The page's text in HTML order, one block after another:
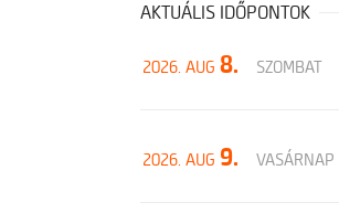
AKTUÁLIS IDŐPONTOK
2026. AUG 8. SZOMBAT
2026. AUG 9. VASÁRNAP